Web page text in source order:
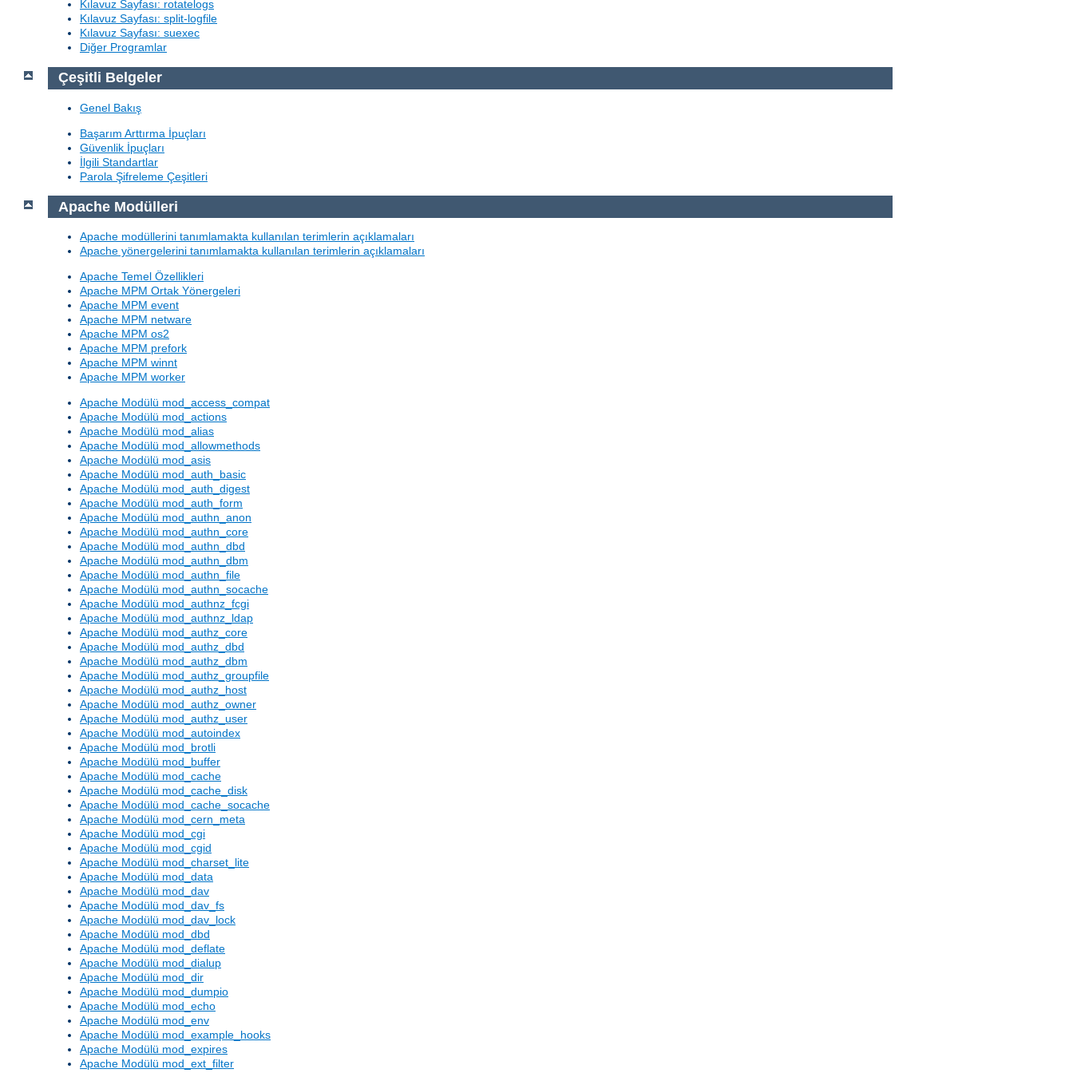
Kılavuz Sayfası: rotatelogs
Kılavuz Sayfası: split-logfile
Kılavuz Sayfası: suexec
Diğer Programlar
Çeşitli Belgeler
Genel Bakış
Başarım Arttırma İpuçları
Güvenlik İpuçları
İlgili Standartlar
Parola Şifreleme Çeşitleri
Apache Modülleri
Apache modüllerini tanımlamakta kullanılan terimlerin açıklamaları
Apache yönergelerini tanımlamakta kullanılan terimlerin açıklamaları
Apache Temel Özellikleri
Apache MPM Ortak Yönergeleri
Apache MPM event
Apache MPM netware
Apache MPM os2
Apache MPM prefork
Apache MPM winnt
Apache MPM worker
Apache Modülü mod_access_compat
Apache Modülü mod_actions
Apache Modülü mod_alias
Apache Modülü mod_allowmethods
Apache Modülü mod_asis
Apache Modülü mod_auth_basic
Apache Modülü mod_auth_digest
Apache Modülü mod_auth_form
Apache Modülü mod_authn_anon
Apache Modülü mod_authn_core
Apache Modülü mod_authn_dbd
Apache Modülü mod_authn_dbm
Apache Modülü mod_authn_file
Apache Modülü mod_authn_socache
Apache Modülü mod_authnz_fcgi
Apache Modülü mod_authnz_ldap
Apache Modülü mod_authz_core
Apache Modülü mod_authz_dbd
Apache Modülü mod_authz_dbm
Apache Modülü mod_authz_groupfile
Apache Modülü mod_authz_host
Apache Modülü mod_authz_owner
Apache Modülü mod_authz_user
Apache Modülü mod_autoindex
Apache Modülü mod_brotli
Apache Modülü mod_buffer
Apache Modülü mod_cache
Apache Modülü mod_cache_disk
Apache Modülü mod_cache_socache
Apache Modülü mod_cern_meta
Apache Modülü mod_cgi
Apache Modülü mod_cgid
Apache Modülü mod_charset_lite
Apache Modülü mod_data
Apache Modülü mod_dav
Apache Modülü mod_dav_fs
Apache Modülü mod_dav_lock
Apache Modülü mod_dbd
Apache Modülü mod_deflate
Apache Modülü mod_dialup
Apache Modülü mod_dir
Apache Modülü mod_dumpio
Apache Modülü mod_echo
Apache Modülü mod_env
Apache Modülü mod_example_hooks
Apache Modülü mod_expires
Apache Modülü mod_ext_filter